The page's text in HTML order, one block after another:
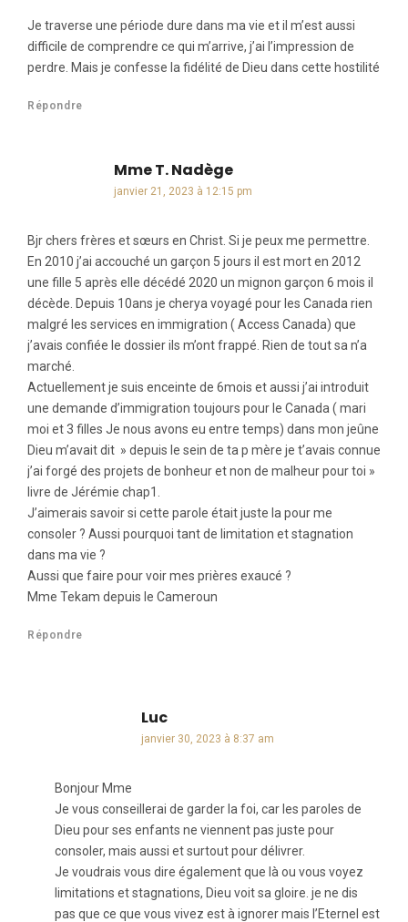
Je traverse une période dure dans ma vie et il m’est aussi
difficile de comprendre ce qui m’arrive, j’ai l’impression de
perdre. Mais je confesse la fidélité de Dieu dans cette hostilité
Répondre
Mme T. Nadègedit :
janvier 21, 2023 à 12:15 pm
Bjr chers frères et sœurs en Christ. Si je peux me permettre.
En 2010 j’ai accouché un garçon 5 jours il est mort en 2012
une fille 5 après elle décédé 2020 un mignon garçon 6 mois il
décède. Depuis 10ans je cherya voyagé pour les Canada rien
malgré les services en immigration ( Access Canada) que
j’avais confiée le dossier ils m’ont frappé. Rien de tout sa n’a
marché.
Actuellement je suis enceinte de 6mois et aussi j’ai introduit
une demande d’immigration toujours pour le Canada ( mari
moi et 3 filles Je nous avons eu entre temps) dans mon jeûne
Dieu m’avait dit » depuis le sein de ta p mère je t’avais connue
j’ai forgé des projets de bonheur et non de malheur pour toi »
livre de Jérémie chap1.
J’aimerais savoir si cette parole était juste la pour me
consoler ? Aussi pourquoi tant de limitation et stagnation
dans ma vie ?
Aussi que faire pour voir mes prières exaucé ?
Mme Tekam depuis le Cameroun
Répondre
Lucdit :
janvier 30, 2023 à 8:37 am
Bonjour Mme
Je vous conseillerai de garder la foi, car les paroles de
Dieu pour ses enfants ne viennent pas juste pour
consoler, mais aussi et surtout pour délivrer.
Je voudrais vous dire également que là ou vous voyez
limitations et stagnations, Dieu voit sa gloire. je ne dis
pas que ce que vous vivez est à ignorer mais l’Eternel est